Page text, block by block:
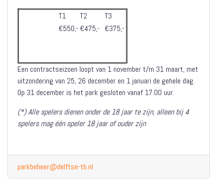
T1 T2
T3
€550,- €475,- €375,-
Een contractseizoen loopt van 1 november t/m 31 maart, met
uitzondering van 25, 26 december en 1 januari de gehele dag.
Op 31 december is het park gesloten vanaf 17.00 uur.
(*) Alle spelers dienen onder de 18 jaar te zijn, alleen bij 4
spelers mag één speler 18 jaar of ouder zijn
parkbeheer@delftse-tb.nl